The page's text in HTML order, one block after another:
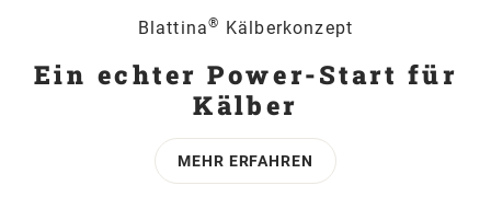
Blattina® Kälberkonzept
Ein echter Power-Start für
Kälber
MEHR ERFAHREN